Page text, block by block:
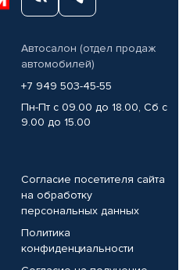
Автосалон (отдел продаж
автомобилей)
+7 949 503-45-55
Пн-Пт с 09.00 до 18.00, Сб с
9.00 до 15.00
Согласие посетителя сайта
на обработку
персональных данных
Политика
конфиденциальности